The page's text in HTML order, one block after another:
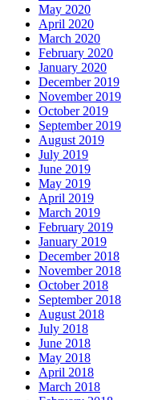
May 2020
April 2020
March 2020
February 2020
January 2020
December 2019
November 2019
October 2019
September 2019
August 2019
July 2019
June 2019
May 2019
April 2019
March 2019
February 2019
January 2019
December 2018
November 2018
October 2018
September 2018
August 2018
July 2018
June 2018
May 2018
April 2018
March 2018